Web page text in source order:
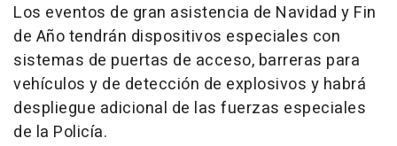
Los eventos de gran asistencia de Navidad y Fin
de Año tendrán dispositivos especiales con
sistemas de puertas de acceso, barreras para
vehículos y de detección de explosivos y habrá
despliegue adicional de las fuerzas especiales
de la Policía.